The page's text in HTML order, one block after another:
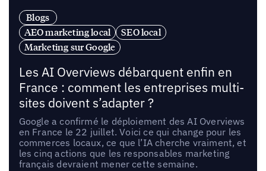
Blogs
AEO marketing local
SEO local
Marketing sur Google
Les AI Overviews débarquent enfin en
France : comment les entreprises multi-
sites doivent s’adapter ?
Google a confirmé le déploiement des AI Overviews
en France le 22 juillet. Voici ce qui change pour les
commerces locaux, ce que l’IA cherche vraiment, et
les cinq actions que les responsables marketing
français devraient mener cette semaine.